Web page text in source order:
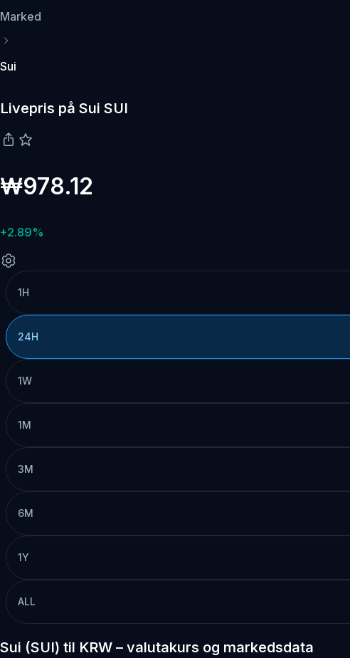
Marked
Sui
Livepris på Sui SUI
₩978.12
+2.89%
1H
24H
1W
1M
3M
6M
1Y
ALL
Sui (SUI) til KRW – valutakurs og markedsdata